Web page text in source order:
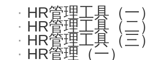
· HR管理工具（一）
· HR管理工具（二）
· HR管理工具（三）
· HR管理（一）